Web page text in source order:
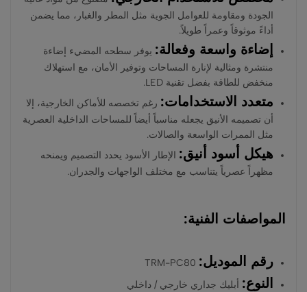
الجودة ومقاومة للعوامل الجوية مثل المطر والغبار، مما يضمن
أداءً موثوقاً وعمراً طويلاً.
إضاءة واسعة وفعالة: يوفر سطحه المضيء إضاءة
منتشرة ومثالية لإنارة المساحات وتوفير الأمان، مع استهلاك
منخفض للطاقة بفضل تقنية LED.
متعدد الاستخدامات: رغم تخصصه للأماكن الخارجية، إلا
أن تصميمه الأنيق يجعله مناسباً أيضاً للمساحات الداخلية العصرية
مثل الممرات الواسعة والصالات.
هيكل أسود أنيق: الإطار الأسود يحدد التصميم ويمنحه
مظهراً عصرياً يتناسب مع مختلف الواجهات والجدران.
المواصفات الفنية:
رقم الموديل:
النوع: أبليك جداري خارجي / داخلي